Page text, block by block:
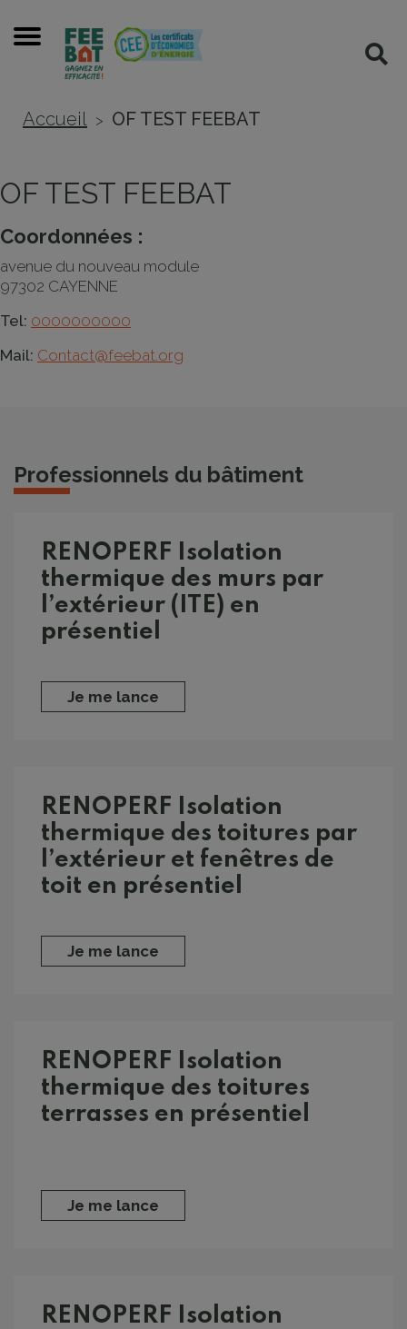
Menu
Accueil > OF TEST FEEBAT
OF TEST FEEBAT
Coordonnées :
avenue du nouveau module
97302 CAYENNE
Tel: 0000000000
Mail: Contact@feebat.org
Professionnels du bâtiment
RENOPERF Isolation
thermique des murs par
l’extérieur (ITE) en
présentiel
Je me lance
RENOPERF Isolation
thermique des toitures par
l’extérieur et fenêtres de
toit en présentiel
Je me lance
RENOPERF Isolation
thermique des toitures
terrasses en présentiel
Je me lance
RENOPERF Isolation